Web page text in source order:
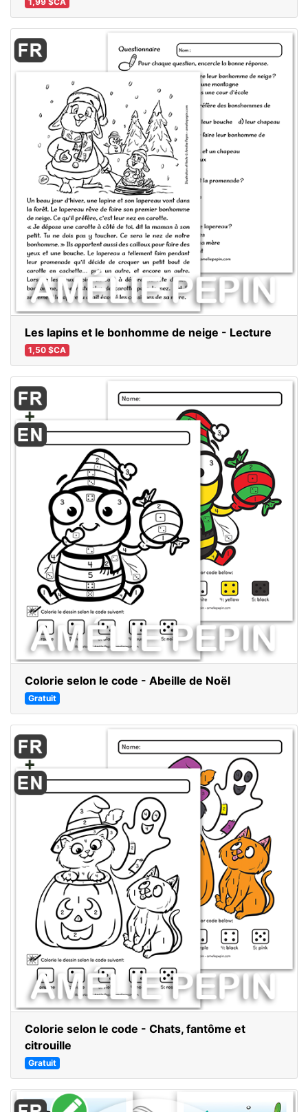
Les lapins et le bonhomme de neige - Lecture
1,50 $CA
Colorie selon le code - Abeille de Noël
Gratuit
Colorie selon le code - Chats, fantôme et
citrouille
Gratuit